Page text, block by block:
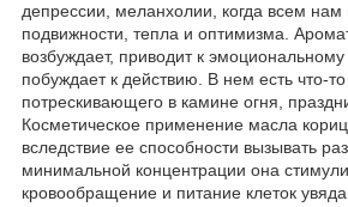
депрессии, меланхолии, когда всем нам
подвижности, тепла и оптимизма.
возбуждает, приводит к
побуждает к действию. В нем есть что-
потрескивающего в камине огня,
Косметическое применение масла
вследствие ее способности вызывать
минимальной концентрации она
кровообращение и питание клеток